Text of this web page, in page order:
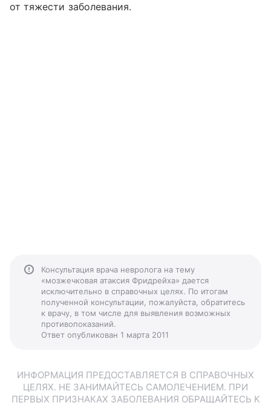
от тяжести заболевания.
Консультация врача невролога на тему
«мозжечковая атаксия Фридрейха» дается
исключительно в справочных целях. По итогам
полученной консультации, пожалуйста, обратитесь
к врачу, в том числе для выявления возможных
противопоказаний.
Ответ опубликован 1 марта 2011
ИНФОРМАЦИЯ ПРЕДОСТАВЛЯЕТСЯ В СПРАВОЧНЫХ
ЦЕЛЯХ. НЕ ЗАНИМАЙТЕСЬ САМОЛЕЧЕНИЕМ. ПРИ
ПЕРВЫХ ПРИЗНАКАХ ЗАБОЛЕВАНИЯ ОБРАЩАЙТЕСЬ К